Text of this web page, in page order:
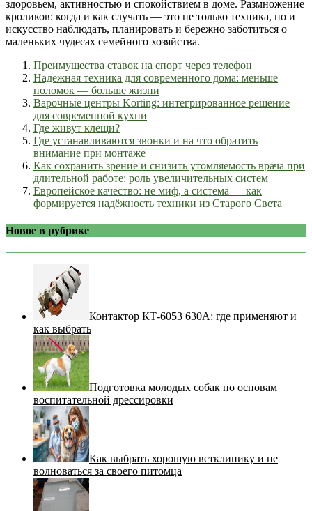
здоровьем, активностью и спокойствием в доме. Размножение
кроликов: когда и как случать — это не только техника, но и
искусство наблюдать, планировать и бережно заботиться о
маленьких чудесах семейного хозяйства.
Преимущества ставок на спорт через телефон
Надежная техника для современного дома: меньше
поломок — больше жизни
Варочные центры Korting: интегрированное решение
для современной кухни
Где живут клещи?
Где устанавливаются звонки и на что обратить
внимание при монтаже
Как сохранить зрение и снизить утомляемость врача при
длительной работе: роль увеличительных систем
Европейское качество: не миф, а система — как
формируется надёжность техники из Старого Света
Новое в рубрике
Контактор КТ-6053 630А: где применяют и
как выбрать
Подготовка молодых собак по основам
воспитательной дрессировки
Как выбрать хорошую ветклинику и не
волноваться за своего питомца